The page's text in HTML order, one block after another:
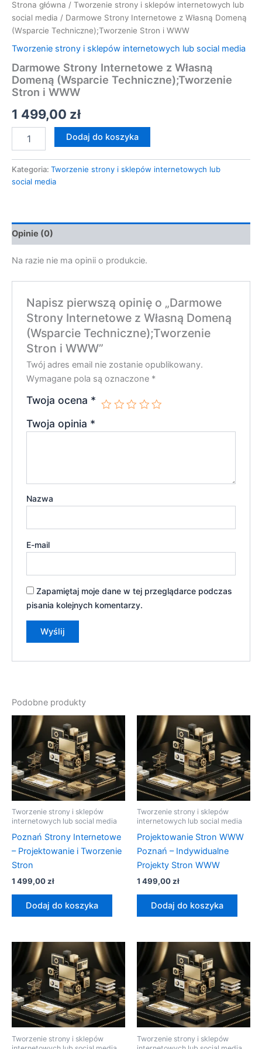
Strona główna / Tworzenie strony i sklepów internetowych lub
social media / Darmowe Strony Internetowe z Własną Domeną
(Wsparcie Techniczne);Tworzenie Stron i WWW
Tworzenie strony i sklepów internetowych lub social media
Darmowe Strony Internetowe z Własną
Domeną (Wsparcie Techniczne);Tworzenie
Stron i WWW
1 499,00 zł
Dodaj do koszyka
Kategoria: Tworzenie strony i sklepów internetowych lub
social media
Opinie (0)
Na razie nie ma opinii o produkcie.
Napisz pierwszą opinię o „Darmowe
Strony Internetowe z Własną Domeną
(Wsparcie Techniczne);Tworzenie
Stron i WWW”
Twój adres email nie zostanie opublikowany.
Wymagane pola są oznaczone *
Twoja ocena *
Twoja opinia *
Nazwa
E-mail
Zapamiętaj moje dane w tej przeglądarce podczas
pisania kolejnych komentarzy.
Podobne produkty
Tworzenie strony i sklepów
internetowych lub social media
Poznań Strony Internetowe
– Projektowanie i Tworzenie
Stron
1 499,00zł
Dodaj do koszyka
Tworzenie strony i sklepów
internetowych lub social media
Projektowanie Stron WWW
Poznań – Indywidualne
Projekty Stron WWW
1 499,00zł
Dodaj do koszyka
Tworzenie strony i sklepów
Tworzenie strony i sklepów